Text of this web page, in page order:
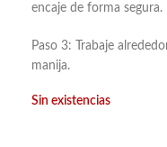
encaje de forma segura.
Paso 3: Trabaje
manija.
Sin existencias